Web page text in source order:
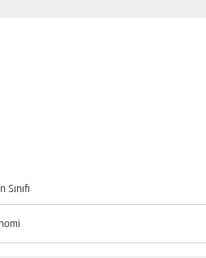
Sınıfı
Sınıfı option Ekonomi Selected